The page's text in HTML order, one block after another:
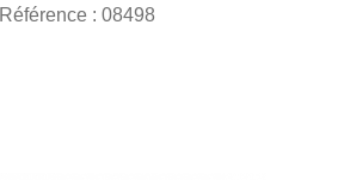
Référence : 08498